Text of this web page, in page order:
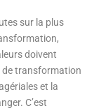
sur la plus
doivent
de transformation
et la
C’est